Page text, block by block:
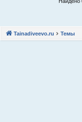
Tainadiveevo.ru Темы